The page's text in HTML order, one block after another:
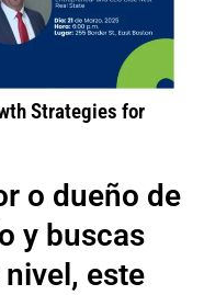
Strategies for
o dueño de
y buscas
nivel, este